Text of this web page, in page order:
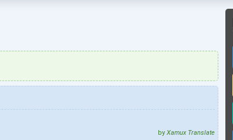
by Xamux Translate